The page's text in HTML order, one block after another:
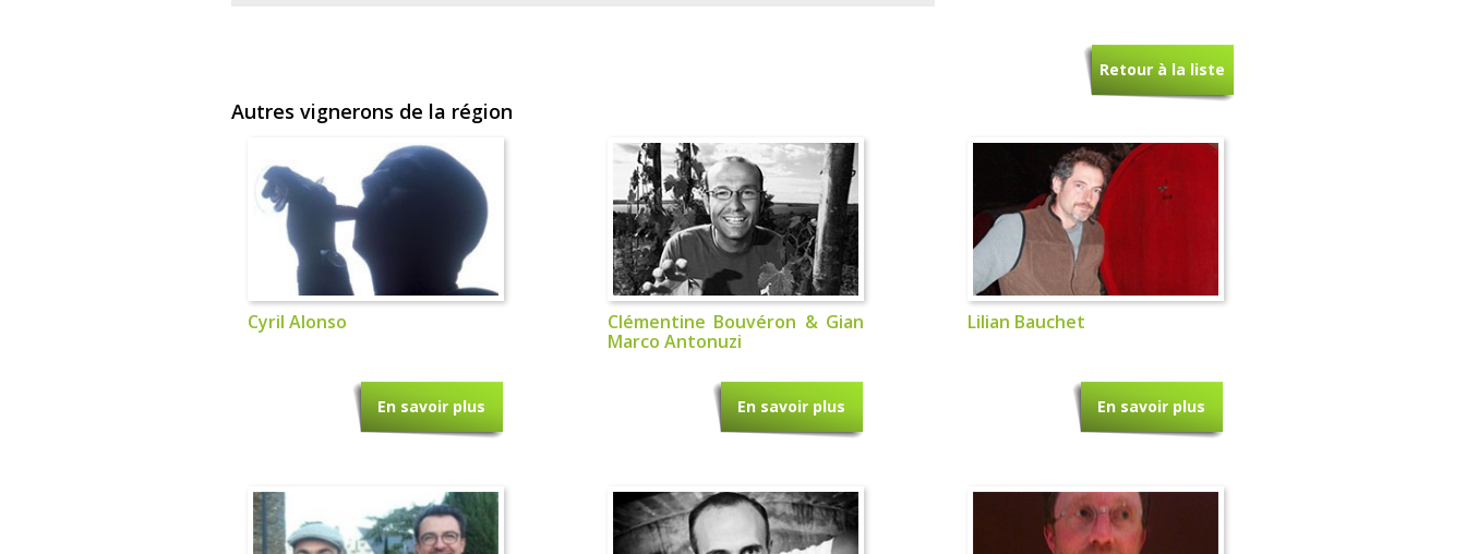
Retour à la liste
Autres vignerons de la région
Cyril Alonso
En savoir plus
Clémentine Bouvéron & Gian
Marco Antonuzi
En savoir plus
Lilian Bauchet
En savoir plus